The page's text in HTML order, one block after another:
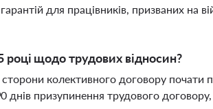
для працівників, призваних на
році щодо трудових відносин?
колективного договору почати
призупинення трудового